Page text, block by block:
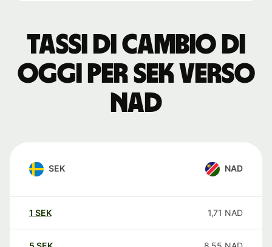
Tassi di cambio di
oggi per SEK verso
NAD
SEK NAD
1 SEK 1,71 NAD